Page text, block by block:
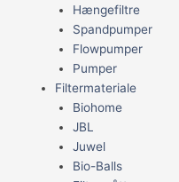
Hængefiltre
Spandpumper
Flowpumper
Pumper
Filtermateriale
Biohome
JBL
Juwel
Bio-Balls